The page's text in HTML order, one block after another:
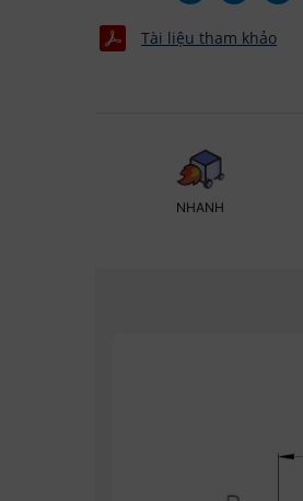
Tài liệu tham khảo
NHANH